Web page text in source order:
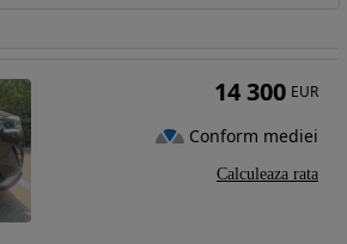
14 300 EUR
Conform mediei
Calculeaza rata